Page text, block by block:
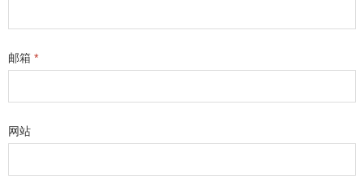
邮箱 *
网站